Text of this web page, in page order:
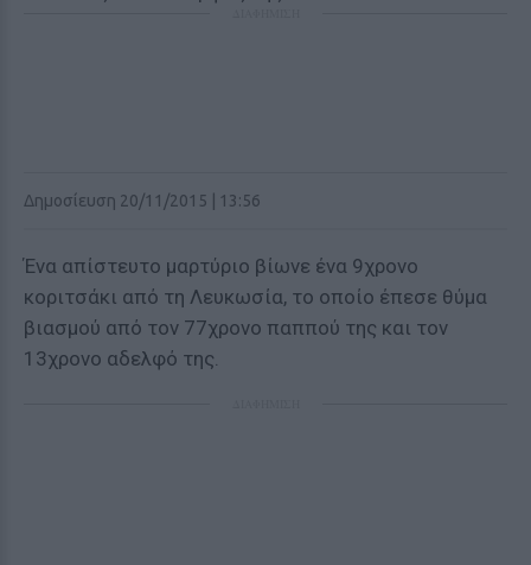
Δημοσίευση 20/11/2015 | 13:56
Ένα απίστευτο μαρτύριο βίωνε ένα 9χρονο
κοριτσάκι από τη Λευκωσία, το οποίο έπεσε θύμα
βιασμού από τον 77χρονο παππού της και τον
13χρονο αδελφό της.